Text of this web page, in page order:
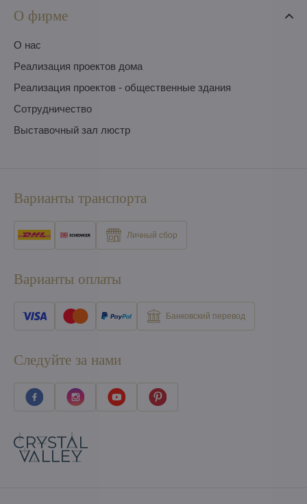
О фирме
O нас
Pеализация проектов дома
Pеализация проектов - общественные здания
Сотрудничество
Выставочный зал люстр
Варианты транспорта
Личный сбор
Варианты оплаты
Банковский перевод
Следуйте за нами